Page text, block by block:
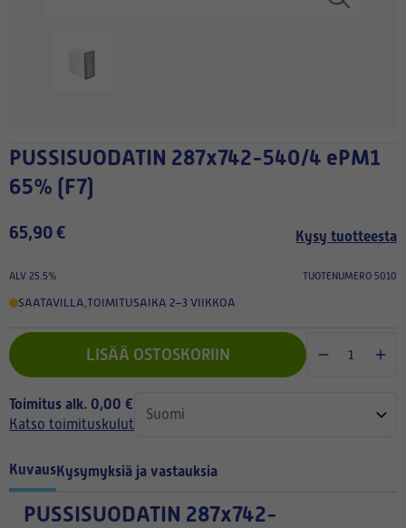
PUSSISUODATIN 287x742-540/4 ePM1
65% (F7)
65,90 € Kysy tuotteesta
ALV 25.5% TUOTENUMERO 5010
SAATAVILLA,TOIMITUSAIKA 2–3 VIIKKOA
LISÄÄ OSTOSKORIIN
Toimitus alk. 0,00 €
Katso toimituskulut
KuvausKysymyksiä ja vastauksia
PUSSISUODATIN 287x742-